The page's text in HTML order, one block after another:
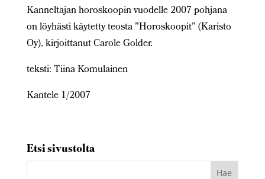
Kanneltajan horoskoopin vuodelle 2007 pohjana
on löyhästi käytetty teosta ”Horoskoopit” (Karisto
Oy), kirjoittanut Carole Golder.
teksti: Tiina Komulainen
Kantele 1/2007
Etsi sivustolta